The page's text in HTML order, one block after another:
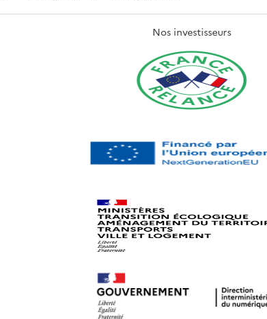
Nos investisseurs